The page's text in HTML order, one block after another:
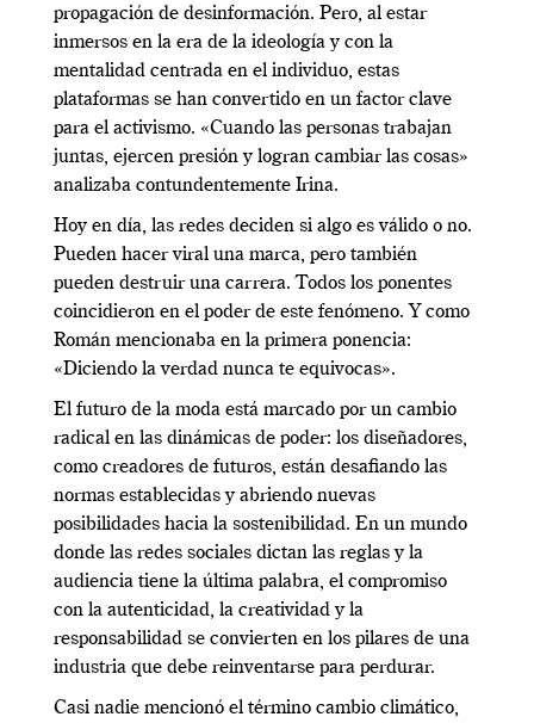
propagación de desinformación. Pero, al estar
inmersos en la era de la ideología y con la
mentalidad centrada en el individuo, estas
plataformas se han convertido en un factor clave
para el activismo. «Cuando las personas trabajan
juntas, ejercen presión y logran cambiar las cosas»
analizaba contundentemente Irina.
Hoy en día, las redes deciden si algo es válido o no.
Pueden hacer viral una marca, pero también
pueden destruir una carrera. Todos los ponentes
coincidieron en el poder de este fenómeno. Y como
Román mencionaba en la primera ponencia:
«Diciendo la verdad nunca te equivocas».
El futuro de la moda está marcado por un cambio
radical en las dinámicas de poder: los diseñadores,
como creadores de futuros, están desafiando las
normas establecidas y abriendo nuevas
posibilidades hacia la sostenibilidad. En un mundo
donde las redes sociales dictan las reglas y la
audiencia tiene la última palabra, el compromiso
con la autenticidad, la creatividad y la
responsabilidad se convierten en los pilares de una
industria que debe reinventarse para perdurar.
Casi nadie mencionó el término cambio climático,